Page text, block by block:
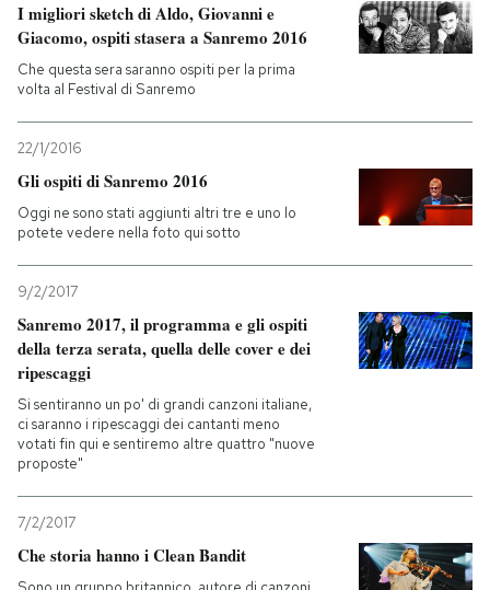
I migliori sketch di Aldo, Giovanni e
Giacomo, ospiti stasera a Sanremo 2016
Che questa sera saranno ospiti per la prima
volta al Festival di Sanremo
22/1/2016
Gli ospiti di Sanremo 2016
Oggi ne sono stati aggiunti altri tre e uno lo
potete vedere nella foto qui sotto
9/2/2017
Sanremo 2017, il programma e gli ospiti
della terza serata, quella delle cover e dei
ripescaggi
Si sentiranno un po' di grandi canzoni italiane,
ci saranno i ripescaggi dei cantanti meno
votati fin qui e sentiremo altre quattro "nuove
proposte"
7/2/2017
Che storia hanno i Clean Bandit